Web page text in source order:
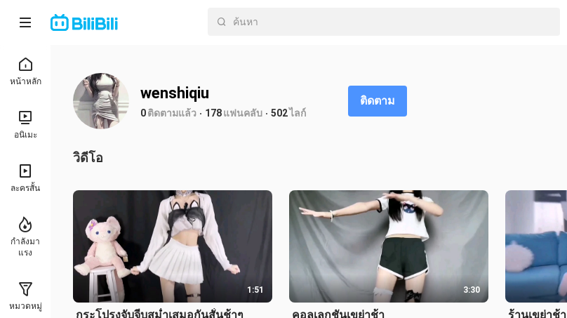
หน้าหลัก
อนิเมะ
ละครสั้น
กำลังมา
แรง
หมวดหมู่
wenshiqiu
0ติดตามแล้ว 178แฟนคลับ 502ไลก์
ติดตาม
วิดีโอ
1:51
กระโปรงจับจีบสม่ำเสมอกันสั่นช้าๆ
3:30
คอลเลกชันเขย่าช้า ร้านเขย่าช้า